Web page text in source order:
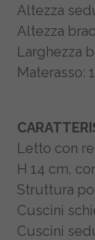
Altezza
Altezza
Larghezza
Materasso:
Letto con
H 14 cm,
Struttura
Cuscini
Cuscini